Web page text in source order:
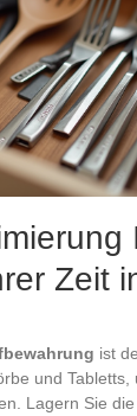
Zeit
ist
und Tabletts,
Lagern Sie